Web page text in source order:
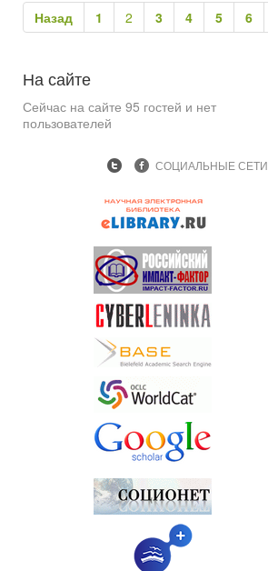
Назад 1 2 3 4 5 6
На сайте
Сейчас на сайте 95 гостей и нет
пользователей
СОЦИАЛЬНЫЕ СЕТИ